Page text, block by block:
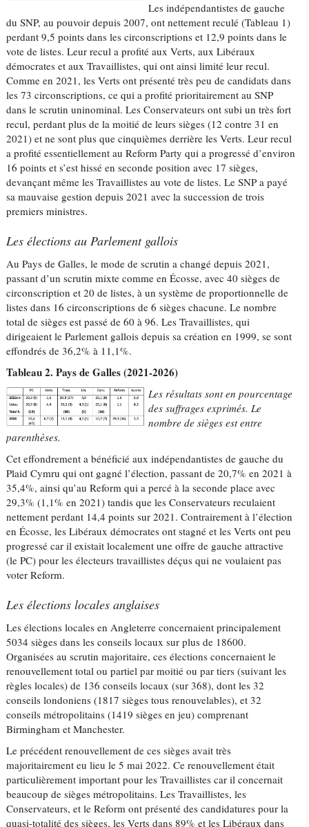
Les indépendantistes de gauche
du SNP, au pouvoir depuis 2007, ont nettement reculé (Tableau 1)
perdant 9,5 points dans les circonscriptions et 12,9 points dans le
vote de listes. Leur recul a profité aux Verts, aux Libéraux
démocrates et aux Travaillistes, qui ont ainsi limité leur recul.
Comme en 2021, les Verts ont présenté très peu de candidats dans
les 73 circonscriptions, ce qui a profité prioritairement au SNP
dans le scrutin uninominal. Les Conservateurs ont subi un très fort
recul, perdant plus de la moitié de leurs sièges (12 contre 31 en
2021) et ne sont plus que cinquièmes derrière les Verts. Leur recul
a profité essentiellement au Reform Party qui a progressé d’environ
16 points et s’est hissé en seconde position avec 17 sièges,
devançant même les Travaillistes au vote de listes. Le SNP a payé
sa mauvaise gestion depuis 2021 avec la succession de trois
premiers ministres.
Les élections au Parlement gallois
Au Pays de Galles, le mode de scrutin a changé depuis 2021,
passant d’un scrutin mixte comme en Écosse, avec 40 sièges de
circonscription et 20 de listes, à un système de proportionnelle de
listes dans 16 circonscriptions de 6 sièges chacune. Le nombre
total de sièges est passé de 60 à 96. Les Travaillistes, qui
dirigeaient le Parlement gallois depuis sa création en 1999, se sont
effondrés de 36,2% à 11,1%.
Tableau 2. Pays de Galles (2021-2026)
Les résultats sont en pourcentage
des suffrages exprimés. Le
nombre de sièges est entre
parenthèses.
Cet effondrement a bénéficié aux indépendantistes de gauche du
Plaid Cymru qui ont gagné l’élection, passant de 20,7% en 2021 à
35,4%, ainsi qu’au Reform qui a percé à la seconde place avec
29,3% (1,1% en 2021) tandis que les Conservateurs reculaient
nettement perdant 14,4 points sur 2021. Contrairement à l’élection
en Écosse, les Libéraux démocrates ont stagné et les Verts ont peu
progressé car il existait localement une offre de gauche attractive
(le PC) pour les électeurs travaillistes déçus qui ne voulaient pas
voter Reform.
Les élections locales anglaises
Les élections locales en Angleterre concernaient principalement
5034 sièges dans les conseils locaux sur plus de 18600.
Organisées au scrutin majoritaire, ces élections concernaient le
renouvellement total ou partiel par moitié ou par tiers (suivant les
règles locales) de 136 conseils locaux (sur 368), dont les 32
conseils londoniens (1817 sièges tous renouvelables), et 32
conseils métropolitains (1419 sièges en jeu) comprenant
Birmingham et Manchester.
Le précédent renouvellement de ces sièges avait très
majoritairement eu lieu le 5 mai 2022. Ce renouvellement était
particulièrement important pour les Travaillistes car il concernait
beaucoup de sièges métropolitains. Les Travaillistes, les
Conservateurs, et le Reform ont présenté des candidatures pour la
quasi-totalité des sièges, les Verts dans 89% et les Libéraux dans